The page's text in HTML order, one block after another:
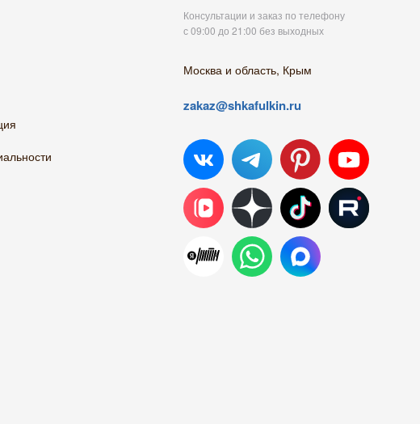
Консультации и заказ по телефону
с 09:00 до 21:00 без выходных
Москва и область, Крым
zakaz@shkafulkin.ru